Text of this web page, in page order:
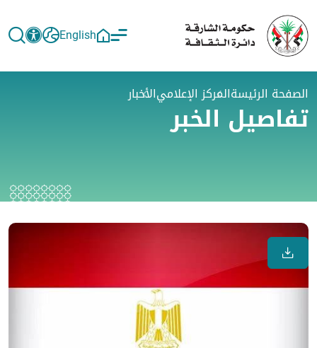
English
الصفحة الرئيسةالمركز الإعلاميالأخبار
تفاصيل الخبر